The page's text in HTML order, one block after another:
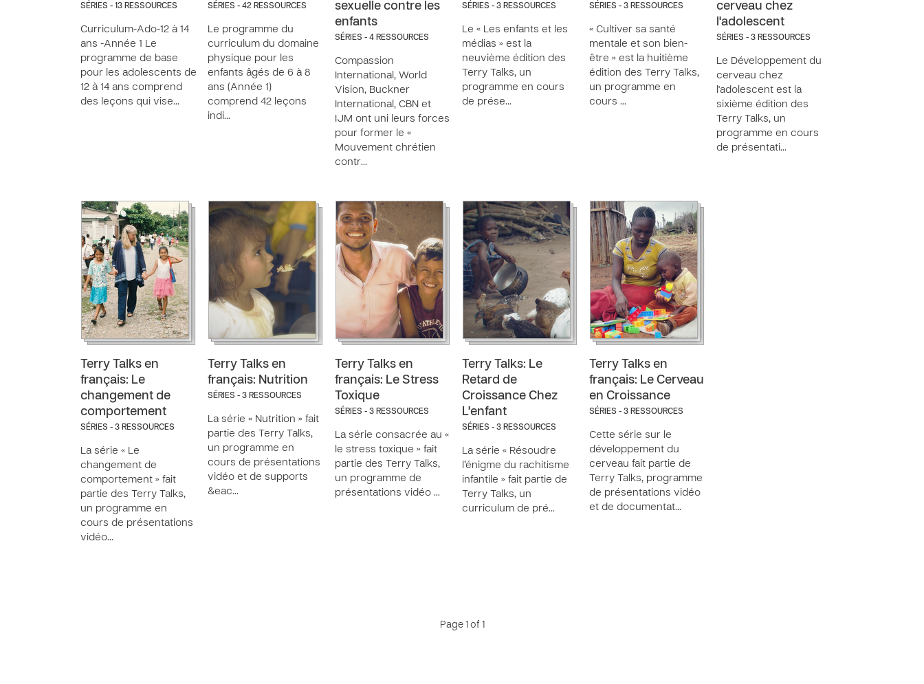
SÉRIES - 13 RESSOURCES
Curriculum-Ado-12 à 14
ans -Année 1 Le
programme de base
pour les adolescents de
12 à 14 ans comprend
des leçons qui vise…
SÉRIES - 42 RESSOURCES
Le programme du
curriculum du domaine
physique pour les
enfants âgés de 6 à 8
ans (Année 1)
comprend 42 leçons
indi…
sexuelle contre les
enfants
SÉRIES - 4 RESSOURCES
Compassion
International, World
Vision, Buckner
International, CBN et
IJM ont uni leurs forces
pour former le «
Mouvement chrétien
contr…
SÉRIES - 3 RESSOURCES
Le « Les enfants et les
médias » est la
neuvième édition des
Terry Talks, un
programme en cours
de prése…
SÉRIES - 3 RESSOURCES
« Cultiver sa santé
mentale et son bien-
être » est la huitième
édition des Terry Talks,
un programme en
cours …
cerveau chez
l'adolescent
SÉRIES - 3 RESSOURCES
Le Développement du
cerveau chez
l'adolescent est la
sixième édition des
Terry Talks, un
programme en cours
de présentati…
Terry Talks en
français: Le
changement de
comportement
SÉRIES - 3 RESSOURCES
La série « Le
changement de
comportement » fait
partie des Terry Talks,
un programme en
cours de présentations
vidéo…
Terry Talks en
français: Nutrition
SÉRIES - 3 RESSOURCES
La série « Nutrition » fait
partie des Terry Talks,
un programme en
cours de présentations
vidéo et de supports
&eac…
Terry Talks en
français: Le Stress
Toxique
SÉRIES - 3 RESSOURCES
La série consacrée au «
le stress toxique » fait
partie des Terry Talks,
un programme de
présentations vidéo …
Terry Talks: Le
Retard de
Croissance Chez
L'enfant
SÉRIES - 3 RESSOURCES
La série « Résoudre
l’énigme du rachitisme
infantile » fait partie de
Terry Talks, un
curriculum de pré…
Terry Talks en
français: Le Cerveau
en Croissance
SÉRIES - 3 RESSOURCES
Cette série sur le
développement du
cerveau fait partie de
Terry Talks, programme
de présentations vidéo
et de documentat…
Page 1 of 1